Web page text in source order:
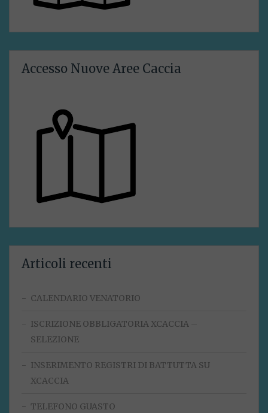
Accesso Nuove Aree Caccia
Articoli recenti
CALENDARIO VENATORIO
ISCRIZIONE OBBLIGATORIA XCACCIA –
SELEZIONE
INSERIMENTO REGISTRI DI BATTUTTA SU
XCACCIA
TELEFONO GUASTO